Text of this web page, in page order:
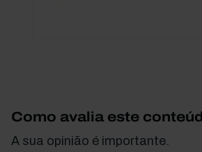
Como avalia este
A sua opinião é importante.